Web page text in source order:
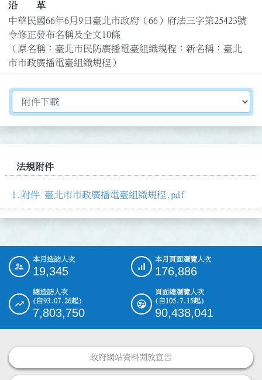
沿 革
中華民國66年6月9日臺北市政府（66）府法三字第25423號
令修正發布名稱及全文10條
（原名稱：臺北市民防廣播電臺組織規程；新名稱：臺北
市市政廣播電臺組織規程）
切換選擇法規資訊內容
法規附件
附件 臺北市市政廣播電臺組織規程.pdf
::: 本月造訪人次
19,345
本月頁面瀏覽人次
176,886
總造訪人次
(自93.07.26起)
7,803,750
頁面總瀏覽人次
(自105.7.15起)
90,438,041
政府網站資料開放宣告